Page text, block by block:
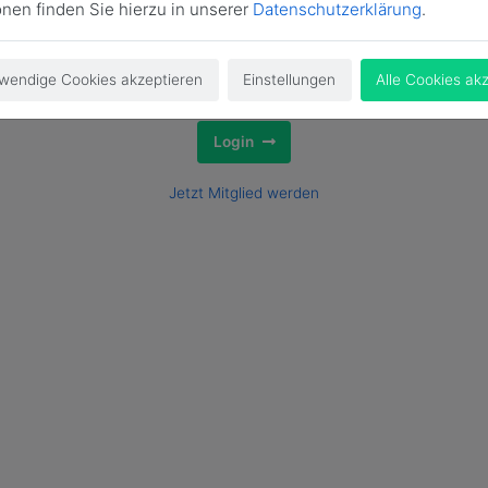
Login
Jetzt Mitglied werden
finden Sie hierzu in unserer Datenschutzerklärung.
Cookies akzeptieren Einstellungen Alle Cookies